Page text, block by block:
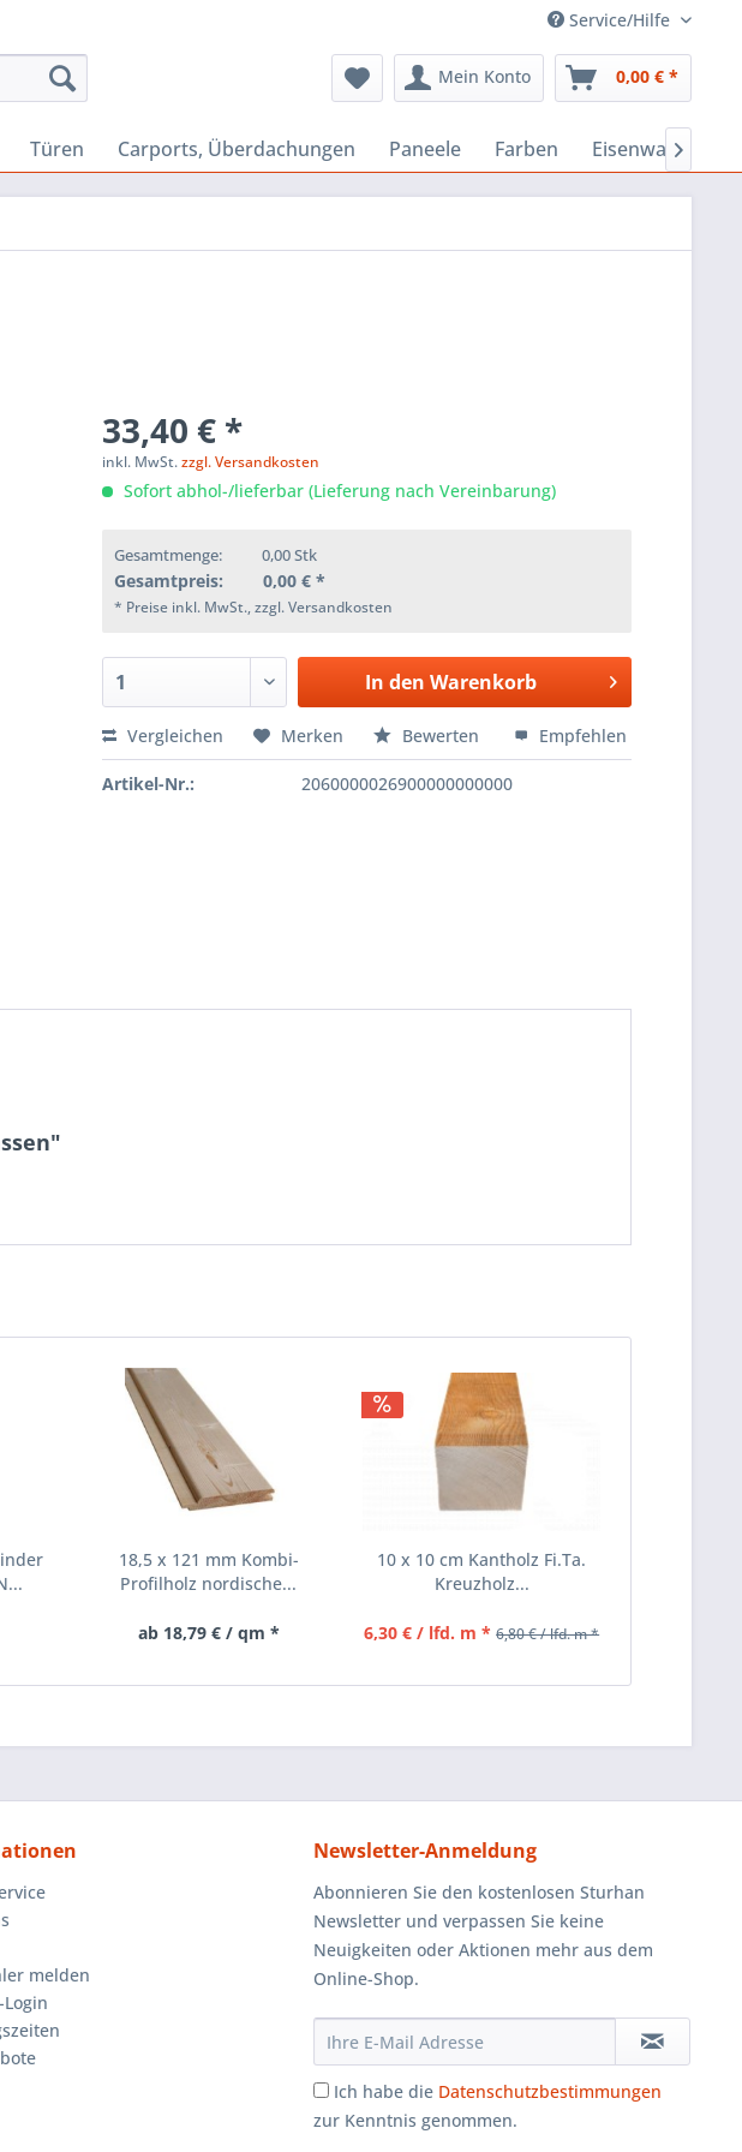
Service/Hilfe
Mein Konto 0,00 € *
Türen Carports, Überdachungen Paneele Farben Eisenwaren

33,40 € *
inkl. MwSt.zzgl. Versandkosten
Sofort abhol-/lieferbar (Lieferung nach Vereinbarung)
Gesamtmenge: 0,00Stk
Gesamtpreis: 0,00 € *
* Preise inkl. MwSt., zzgl. Versandkosten
In den Warenkorb
Vergleichen Merken Bewerten Empfehlen
Artikel-Nr.: 2060000026900000000000
18,5 x 121 mm Kombi-
Profilholz nordische...
ab 18,79 € / qm *
10 x 10 cm Kantholz Fi.Ta.
Kreuzholz...
6,30 € / lfd. m * 6,80 € / lfd. m *
melden
Newsletter-Anmeldung
Abonnieren Sie den kostenlosen Sturhan
Newsletter und verpassen Sie keine
Neuigkeiten oder Aktionen mehr aus dem
Online-Shop.
Ich habe die Datenschutzbestimmungen
zur Kenntnis genommen.